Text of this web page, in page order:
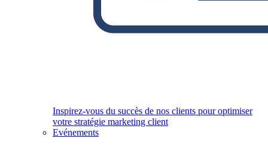
Inspirez-vous du succès de nos clients pour optimiser
votre stratégie marketing client
Evénements